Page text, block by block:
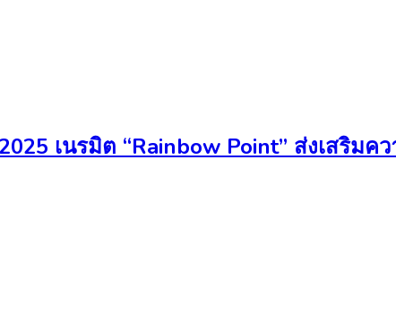
เนรมิต “Rainbow Point” ส่งเสริมค